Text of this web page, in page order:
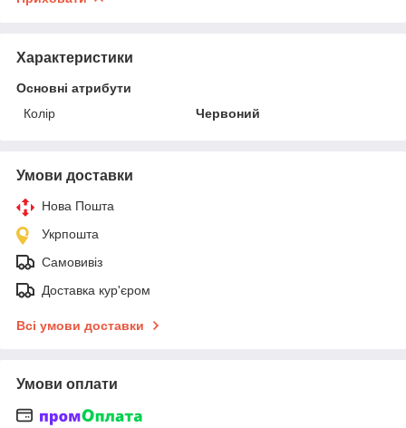
Характеристики
Основні атрибути
Колір
Червоний
Умови доставки
Нова Пошта
Укрпошта
Самовивіз
Доставка кур'єром
Всі умови доставки
Умови оплати